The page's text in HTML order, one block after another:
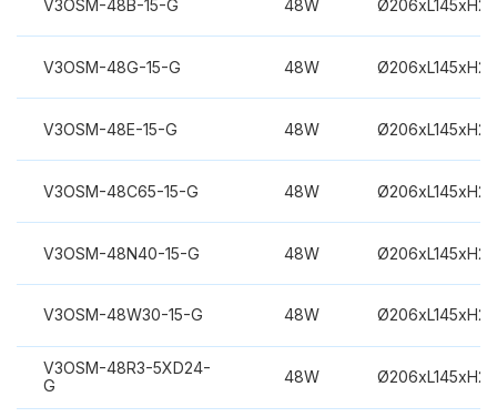
V3OSM-48B-15-G 48W
V3OSM-48G-15-G 48W
V3OSM-48E-15-G 48W
V3OSM-48C65-15-G 48W
V3OSM-48N40-15-G 48W
V3OSM-48W30-15-G 48W
V3OSM-48R3-5XD24-
G
48W